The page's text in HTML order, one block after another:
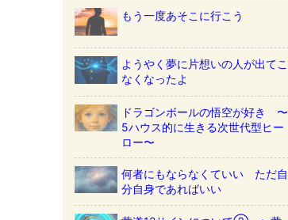
もう一度あそこに行こう
ようやく夢に片想いの人が出てこ
なくなったよ
ドラゴンボールの悟空が好き 〜
5ハウス的に生きる次世代型ヒー
ロー〜
何者にもならなくていい ただ自
分自身であればいい